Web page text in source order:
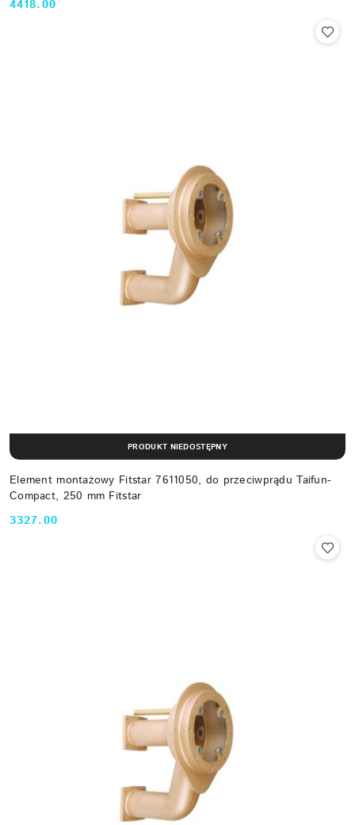
Cena:
4418.00
Element montażowy Fitstar 7611050, do przeciwprądu Taifun-
Compact, 250 mm Fitstar
Cena:
3327.00
PRODUKT NIEDOSTĘPNY